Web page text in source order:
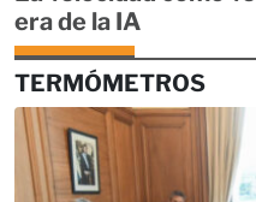
era de la IA
TERMÓMETROS